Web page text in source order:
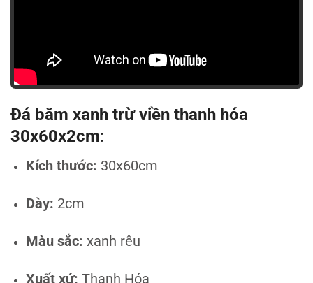
Đá băm xanh trừ viền thanh hóa
30x60x2cm:
Kích thước: 30x60cm
Dày: 2cm
Màu sắc: xanh rêu
Xuất xứ: Thanh Hóa